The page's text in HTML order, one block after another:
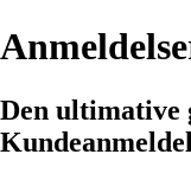
Den ultimative